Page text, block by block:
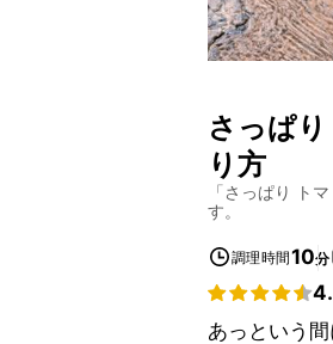
さっぱ
り方
「さっぱり ト
す。
調理時間10分
あっという